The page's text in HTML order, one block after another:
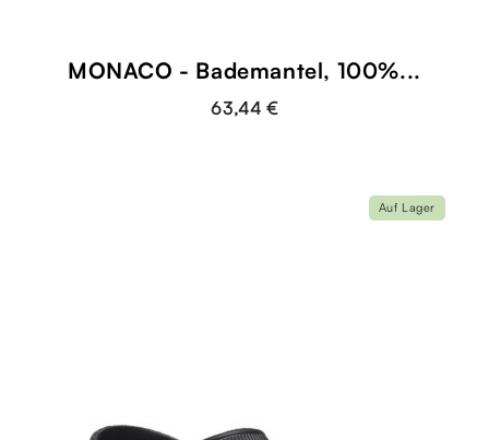
MONACO - Bademantel, 100%...
63,44 €
Auf Lager